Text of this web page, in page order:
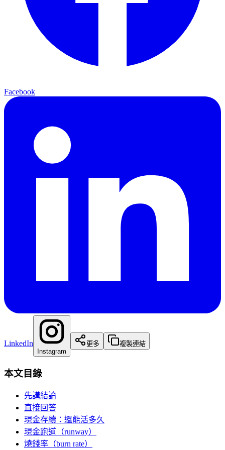
Facebook
LinkedIn
Instagram
更多 複製連結
本文目錄
先講結論
直接回答
現金存續：還能活多久
現金跑道（runway）
燒錢率（burn rate）